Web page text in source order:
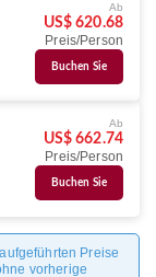
Ab
US$ 620.68
Preis/Person
Buchen Sie
Ab
US$ 662.74
Preis/Person
Buchen Sie
Preise
vorherige